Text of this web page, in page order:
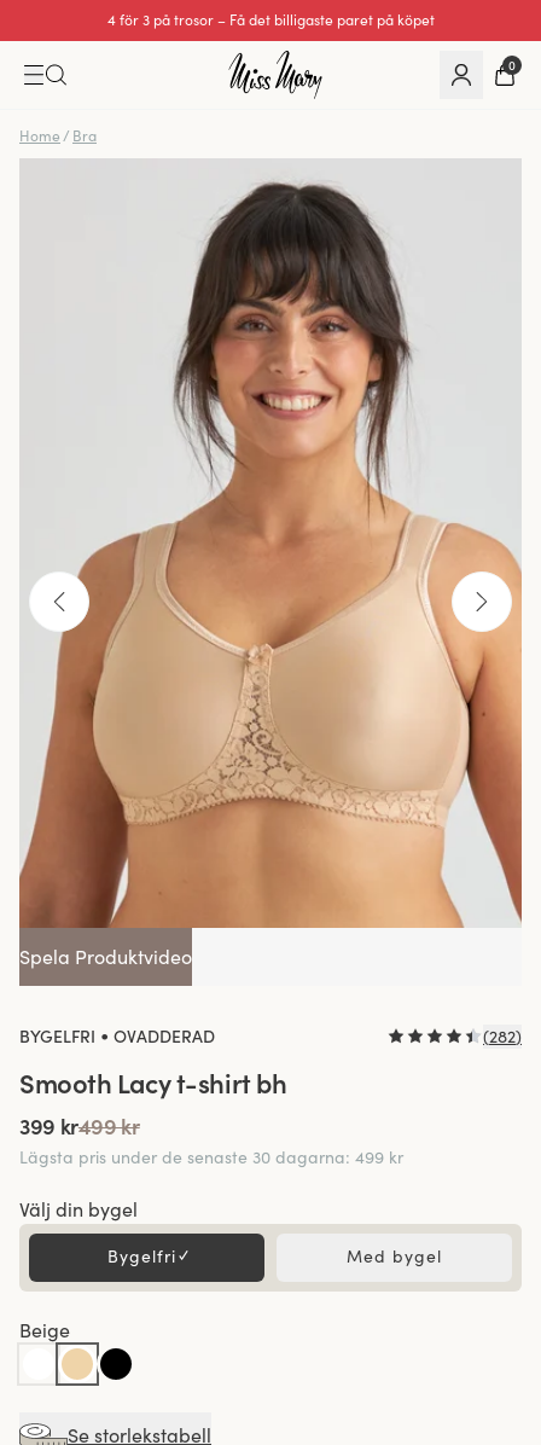
4 för 3 på trosor – Få det billigaste paret på köpet
0
Home / Bra
Spela Produktvideo
BYGELFRI • OVADDERAD (282)
Smooth Lacy t-shirt bh
399 kr499 kr
Lägsta pris under de senaste 30 dagarna: 499 kr
Välj din bygel
Bygelfri✓ Med bygel
Beige
Se storlekstabell